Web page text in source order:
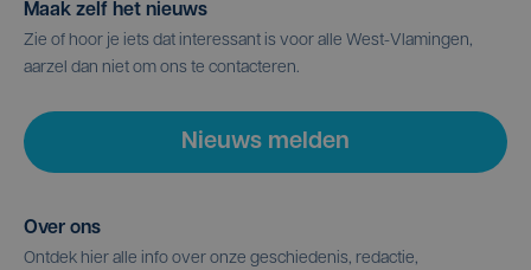
Maak zelf het nieuws
Zie of hoor je iets dat interessant is voor alle West-Vlamingen,
aarzel dan niet om ons te contacteren.
Nieuws melden
Over ons
Ontdek hier alle info over onze geschiedenis, redactie,